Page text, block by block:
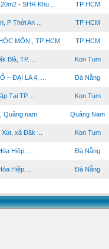
- SHR Khu ... TP HCM
P Thới An ... TP HCM
MÔN , TP HCM TP HCM
Blà, TP. ... Kon Tum
– ĐẠI LA 4, ... Đà Nẵng
Tại TP. ... Kon Tum
Quảng nam Quảng Nam
xã Đăk ... Kon Tum
Hiệp, ... Đà Nẵng
Hiệp, ... Đà Nẵng